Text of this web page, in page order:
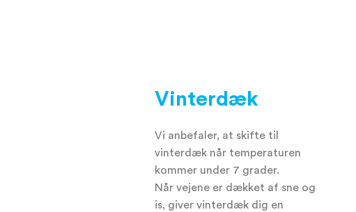
Vinterdæk
Vi anbefaler, at skifte til
vinterdæk når temperaturen
kommer under 7 grader.
Når vejene er dækket af sne og
is, giver vinterdæk dig en